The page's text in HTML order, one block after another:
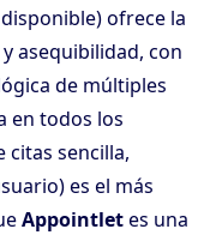
ofrece la
asequibilidad, con
de múltiples
en todos los
citas sencilla,
es el más
Appointletes una